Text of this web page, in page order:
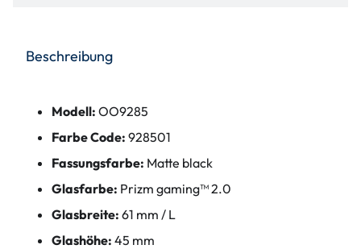
Beschreibung
Modell: OO9285
Farbe Code: 928501
Fassungsfarbe: Matte black
Glasfarbe: Prizm gaming™ 2.0
Glasbreite: 61 mm / L
Glashöhe: 45 mm